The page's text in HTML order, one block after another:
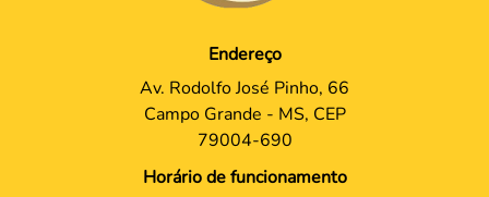
Endereço
Av. Rodolfo José Pinho, 66
Campo Grande - MS, CEP
79004-690
Horário de funcionamento